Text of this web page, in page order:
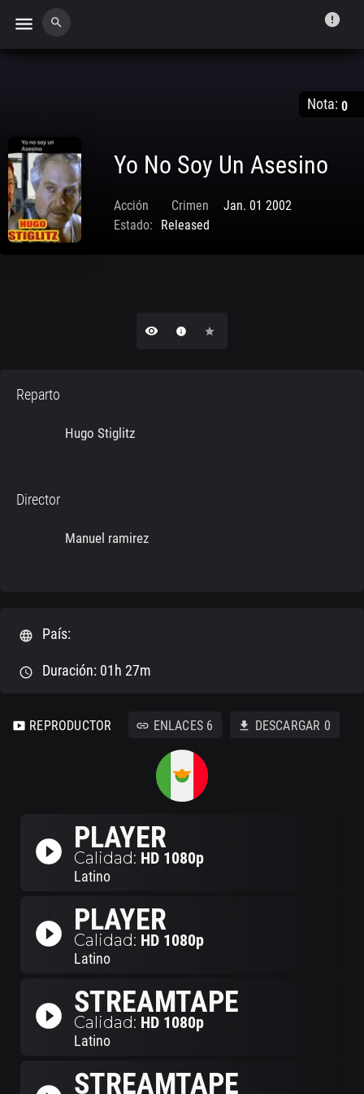
menu search error
Nota: 0
Yo No Soy Un Asesino
Acción Crimen
Jan. 01 2002
Estado:
Released
remove_red_eye info star
Reparto
Hugo Stiglitz
Director
Manuel ramirez
language País:
schedule Duración: 01h 27m
smart_display REPRODUCTOR link ENLACES 6 download DESCARGAR 0
play_circle_filled PLAYER
Calidad: HD 1080p
Latino
play_circle_filled PLAYER
Calidad: HD 1080p
Latino
play_circle_filled STREAMTAPE
Calidad: HD 1080p
Latino
STREAMTAPE